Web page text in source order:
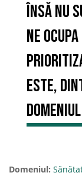
însă nu
ne
este,
Domeniul: